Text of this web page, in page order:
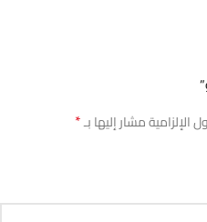
الإلزامية مشار إليها بـ*